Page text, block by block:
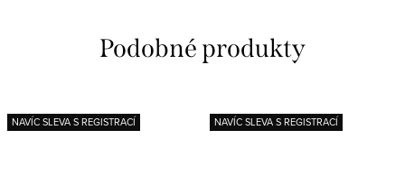
NAVÍC SLEVA S REGISTRACÍ NAVÍC SLEVA S REGISTRACÍ